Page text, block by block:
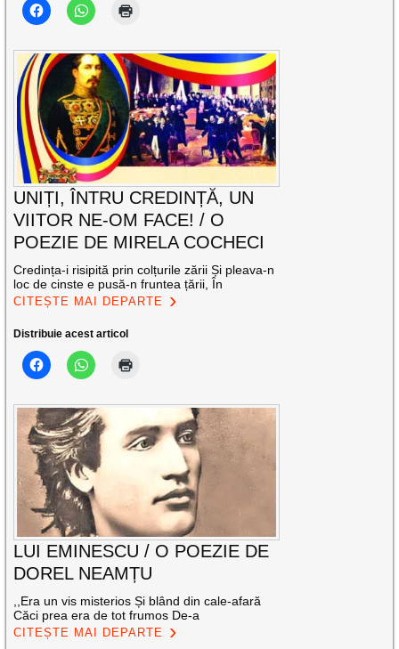
UNIȚI, ÎNTRU CREDINȚĂ, UN
VIITOR NE-OM FACE! / O
POEZIE DE MIRELA COCHECI
Credința-i risipită prin colțurile zării Și pleava-n
loc de cinste e pusă-n fruntea țării, În
CITEȘTE MAI DEPARTE
Distribuie acest articol
LUI EMINESCU / O POEZIE DE
DOREL NEAMȚU
,,Era un vis misterios Și blând din cale-afară
Căci prea era de tot frumos De-a
CITEȘTE MAI DEPARTE